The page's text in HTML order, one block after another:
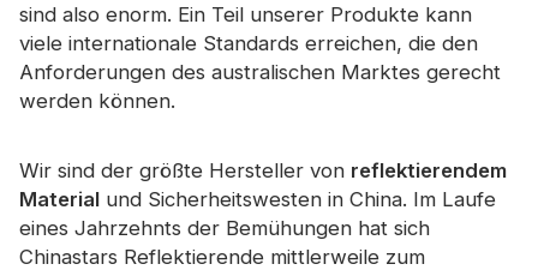
sind also enorm. Ein Teil unserer Produkte kann
viele internationale Standards erreichen, die den
Anforderungen des australischen Marktes gerecht
werden können.
Wir sind der größte Hersteller von reflektierendem
Material und Sicherheitswesten in China. Im Laufe
eines Jahrzehnts der Bemühungen hat sich
Chinastars Reflektierende mittlerweile zum